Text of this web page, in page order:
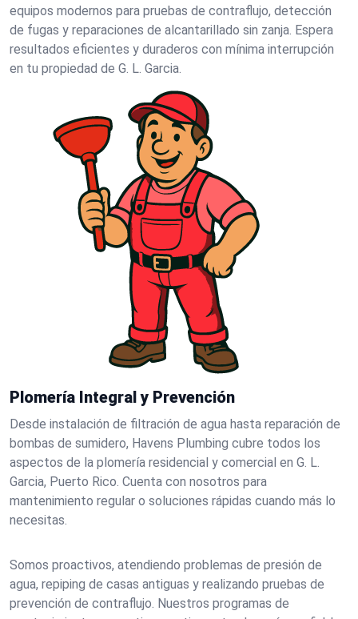
equipos modernos para pruebas de contraflujo, detección
de fugas y reparaciones de alcantarillado sin zanja. Espera
resultados eficientes y duraderos con mínima interrupción
en tu propiedad de G. L. Garcia.
Plomería Integral y Prevención
Desde instalación de filtración de agua hasta reparación de
bombas de sumidero, Havens Plumbing cubre todos los
aspectos de la plomería residencial y comercial en G. L.
Garcia, Puerto Rico. Cuenta con nosotros para
mantenimiento regular o soluciones rápidas cuando más lo
necesitas.
Somos proactivos, atendiendo problemas de presión de
agua, repiping de casas antiguas y realizando pruebas de
prevención de contraflujo. Nuestros programas de